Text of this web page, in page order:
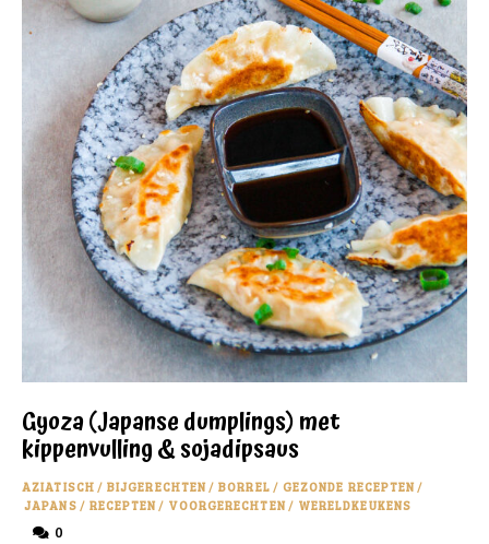
Gyoza (Japanse dumplings) met
kippenvulling & sojadipsaus
AZIATISCH / BIJGERECHTEN/ BORREL / GEZONDE RECEPTEN/
JAPANS / RECEPTEN/ VOORGERECHTEN/ WERELDKEUKENS
0